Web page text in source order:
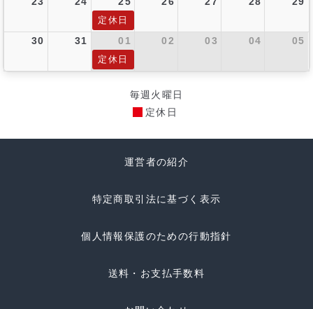
定休日
30 31 01 02 03 04 05
定休日
毎週火曜日
定休日
運営者の紹介
特定商取引法に基づく表示
個人情報保護のための行動指針
送料・お支払手数料